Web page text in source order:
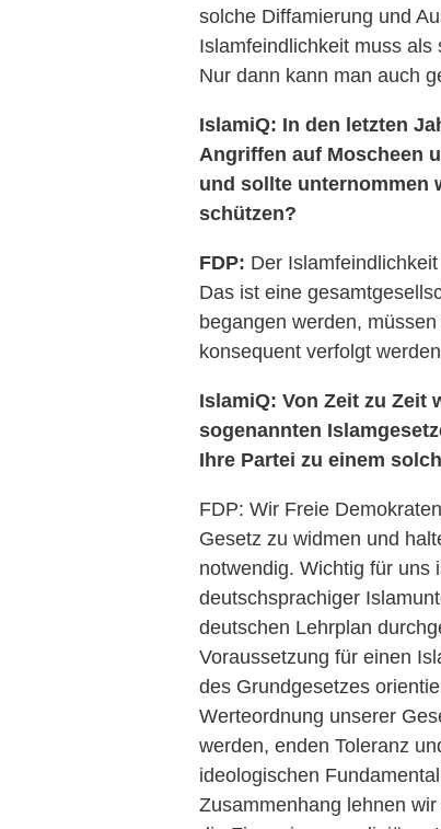
solche Diffamierung und
Islamfeindlichkeit muss
Nur dann kann man auch
IslamiQ: In den letzten
Angriffen auf Moscheen
und sollte unternommen
schützen?
FDP: Der
Das ist eine
begangen werden,
konsequent verfolgt
IslamiQ: Von Zeit zu Zeit
sogenannten
Ihre Partei zu einem
FDP: Wir Freie
Gesetz zu widmen und
notwendig. Wichtig für uns
deutschsprachiger
deutschen Lehrplan
Voraussetzung für einen
des Grundgesetzes
Werteordnung unserer
werden, enden Toleranz
ideologischen
Zusammenhang lehnen